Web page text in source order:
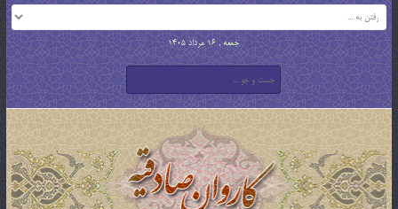
جمعه , 16 مرداد 1405